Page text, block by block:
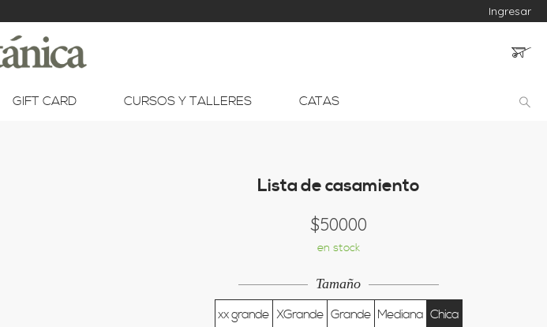
Ingresar
GIFT CARD CURSOS Y TALLERES CATAS
Lista de casamiento
$50000
en stock
Tamaño
xx grande XGrande Grande Mediana Chica